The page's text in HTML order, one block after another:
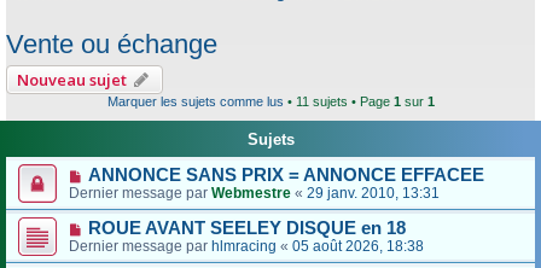
Vente ou échange
Nouveau sujet
Marquer les sujets comme lus • 11 sujets • Page 1sur 1
Sujets
ANNONCE SANS PRIX = ANNONCE EFFACEE
Dernier message par Webmestre « 29 janv. 2010, 13:31
ROUE AVANT SEELEY DISQUE en 18
Dernier message par hlmracing « 05 août 2026, 18:38